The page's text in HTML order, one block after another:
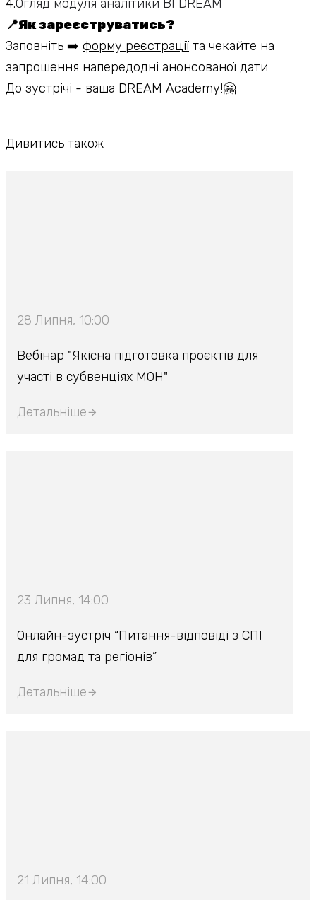
4.Огляд модуля аналітики ВІ DREAM
📍Як зареєструватись?
Заповніть ➡️ форму реєстрації та чекайте на
запрошення напередодні анонсованої дати
До зустрічі - ваша DREAM Academy!🤗
Дивитись також
28 Липня, 10:00
Вебінар "Якісна підготовка проєктів для
участі в субвенціях МОН"
Детальніше
23 Липня, 14:00
Онлайн-зустріч “Питання-відповіді з СПІ
для громад та регіонів”
Детальніше
21 Липня, 14:00